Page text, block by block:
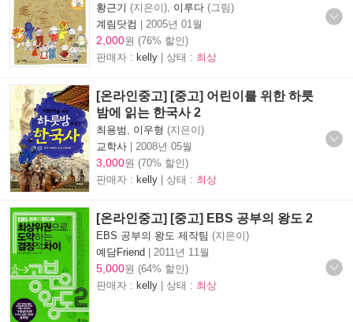
황근기 (지은이), 이루다 (그림)
계림닷컴 | 2005년 01월
2,000원 (76% 할인)
판매자 : kelly | 상태 : 최상
[온라인중고] [중고] 어린이를 위한 하룻
밤에 읽는 한국사 2
최용범 이우형 (지은이)
교학사 | 2008년 05월
3,000원 (70% 할인)
판매자 : kelly | 상태 : 최상
[온라인중고] [중고] EBS 공부의 왕도 2
EBS 공부의 왕도 제작팀 (지은이)
예담Friend | 2011년 11월
5,000원 (64% 할인)
판매자 : kelly | 상태 : 최상